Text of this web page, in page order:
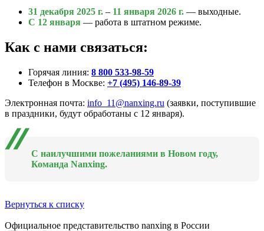
31 декабря 2025 г. – 11 января 2026 г. — выходные.
С 12 января — работа в штатном режиме.
Как с нами связаться:
Горячая линия: 8 800 533-98-59
Телефон в Москве: +7 (495) 146-89-39
Электронная почта: info_11@nanxing.ru (заявки, поступившие
в праздники, будут обработаны с 12 января).
С наилучшими пожеланиями в Новом году,
Команда Nanxing.
Вернуться к списку
Официальное представительство nanxing в России